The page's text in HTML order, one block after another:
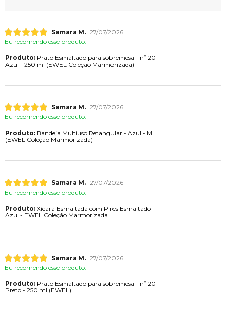
Samara M. 27/07/2026
Eu recomendo esse produto.
Produto:Prato Esmaltado para sobremesa - nº 20 -
Azul - 250 ml (EWEL Coleção Marmorizada)
Samara M. 27/07/2026
Eu recomendo esse produto.
Produto:Bandeja Multiuso Retangular - Azul - M
(EWEL Coleção Marmorizada)
Samara M. 27/07/2026
Eu recomendo esse produto.
Produto:Xícara Esmaltada com Pires Esmaltado
Azul - EWEL Coleção Marmorizada
Samara M. 27/07/2026
Eu recomendo esse produto.
Produto:Prato Esmaltado para sobremesa - nº 20 -
Preto - 250 ml (EWEL)